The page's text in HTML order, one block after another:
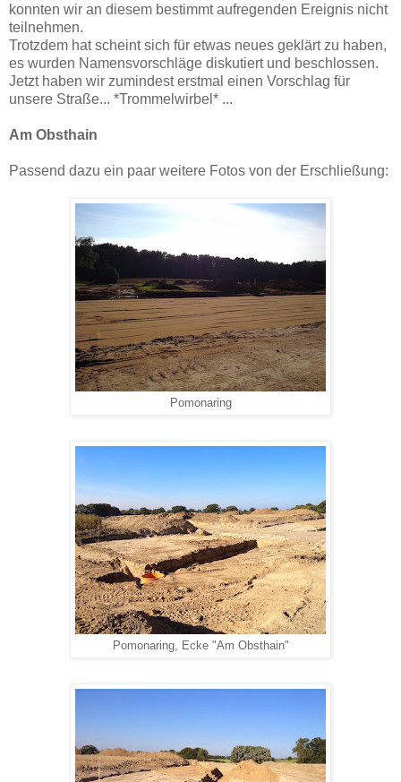
konnten wir an diesem bestimmt aufregenden Ereignis nicht
teilnehmen.
Trotzdem hat scheint sich für etwas neues geklärt zu haben,
es wurden Namensvorschläge diskutiert und beschlossen.
Jetzt haben wir zumindest erstmal einen Vorschlag für
unsere Straße... *Trommelwirbel* ...
Am Obsthain
Passend dazu ein paar weitere Fotos von der Erschließung:
Pomonaring
Pomonaring, Ecke "Am Obsthain"